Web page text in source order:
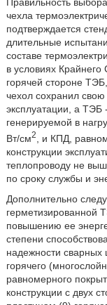
Правильность
чехла
подтверждается
длительные
составе
в условиях
горячей стороне
чехол сохранил свою
эксплуатации, а ТЭБ
генерируемой в
Вт/см2
, и КПД,
конструкции
теплопроводу не
по сроку службы и
Дополнительно
герметизированной
повышению ее
степени
надежности
горячего
равномерного
конструкции с двух